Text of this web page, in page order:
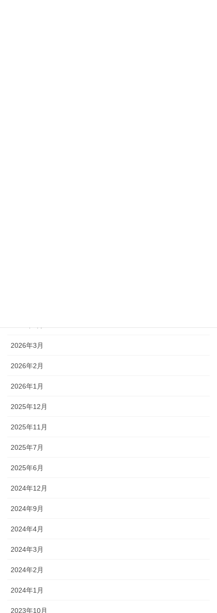
2026年3月
2026年2月
2026年1月
2025年12月
2025年11月
2025年7月
2025年6月
2024年12月
2024年9月
2024年4月
2024年3月
2024年2月
2024年1月
2023年10月